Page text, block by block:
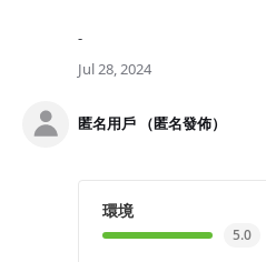
-
Jul 28, 2024
匿名用戶 （匿名發佈）
環境
5.0